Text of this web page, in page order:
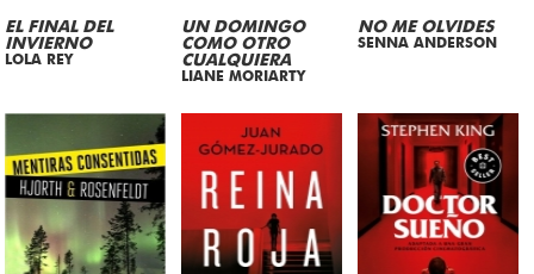
EL FINAL DEL
INVIERNO
LOLA REY
UN DOMINGO
COMO OTRO
CUALQUIERA
LIANE MORIARTY
NO ME OLVIDES
SENNA ANDERSON